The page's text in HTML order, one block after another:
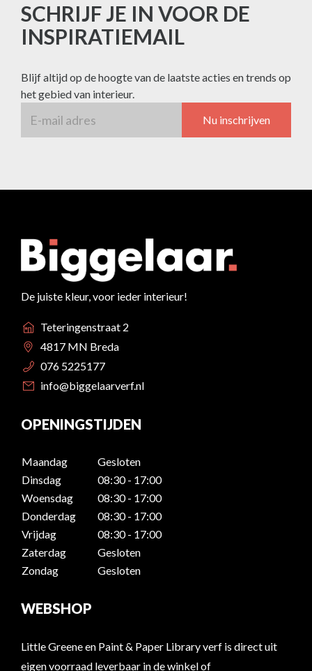
SCHRIJF JE IN VOOR DE
INSPIRATIEMAIL
Blijf altijd op de hoogte van de laatste acties en trends op
het gebied van interieur.
Nu inschrijven
De juiste kleur, voor ieder interieur!
Teteringenstraat 2
4817 MN Breda
076 5225177
info@biggelaarverf.nl
OPENINGSTIJDEN
Maandag
Gesloten
Dinsdag
08:30 - 17:00
Woensdag
08:30 - 17:00
Donderdag
08:30 - 17:00
Vrijdag
08:30 - 17:00
Zaterdag
Gesloten
Zondag
Gesloten
WEBSHOP
Little Greene en Paint & Paper Library verf is direct uit
eigen voorraad leverbaar in de winkel of